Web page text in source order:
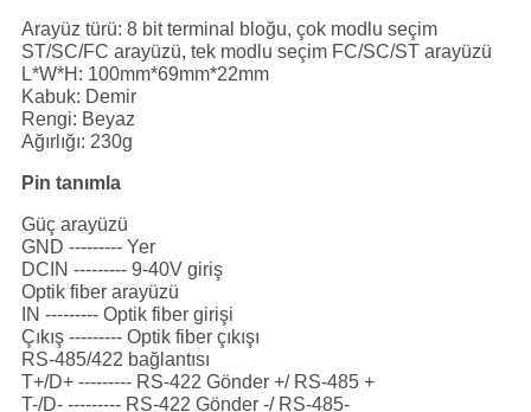
Arayüz türü: 8 bit terminal bloğu, çok modlu seçim
ST/SC/FC arayüzü, tek modlu seçim FC/SC/ST arayüzü
L*W*H: 100mm*69mm*22mm
Kabuk: Demir
Rengi: Beyaz
Ağırlığı: 230g
Pin tanımla
Güç arayüzü
GND --------- Yer
DCIN --------- 9-40V giriş
Optik fiber arayüzü
IN --------- Optik fiber girişi
Çıkış --------- Optik fiber çıkışı
RS-485/422 bağlantısı
T+/D+ --------- RS-422 Gönder +/ RS-485 +
T-/D- --------- RS-422 Gönder -/ RS-485-